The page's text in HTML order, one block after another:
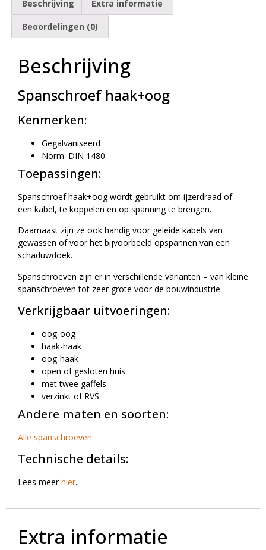
Beschrijving Extra informatie
Beoordelingen (0)
Beschrijving
Spanschroef haak+oog
Kenmerken:
Gegalvaniseerd
Norm: DIN 1480
Toepassingen:
Spanschroef haak+oog wordt gebruikt om ijzerdraad of
een kabel, te koppelen en op spanning te brengen.
Daarnaast zijn ze ook handig voor geleide kabels van
gewassen of voor het bijvoorbeeld opspannen van een
schaduwdoek.
Spanschroeven zijn er in verschillende varianten – van kleine
spanschroeven tot zeer grote voor de bouwindustrie.
Verkrijgbaar uitvoeringen:
oog-oog
haak-haak
oog-haak
open of gesloten huis
met twee gaffels
verzinkt of RVS
Andere maten en soorten:
Alle spanschroeven
Technische details:
Lees meerhier.
Extra informatie